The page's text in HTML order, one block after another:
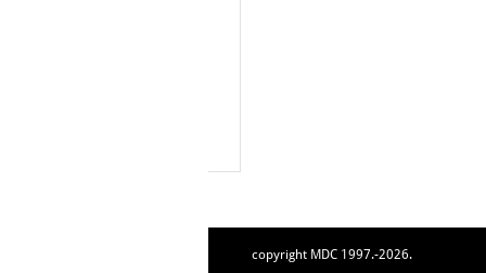
copyright MDC 1997.-2026.